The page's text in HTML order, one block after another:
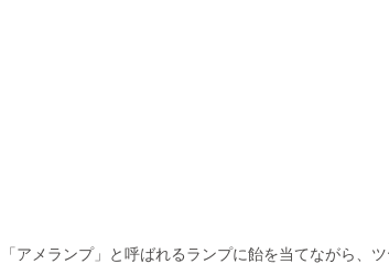
「アメランプ」と呼ばれるランプに飴を当てながら、